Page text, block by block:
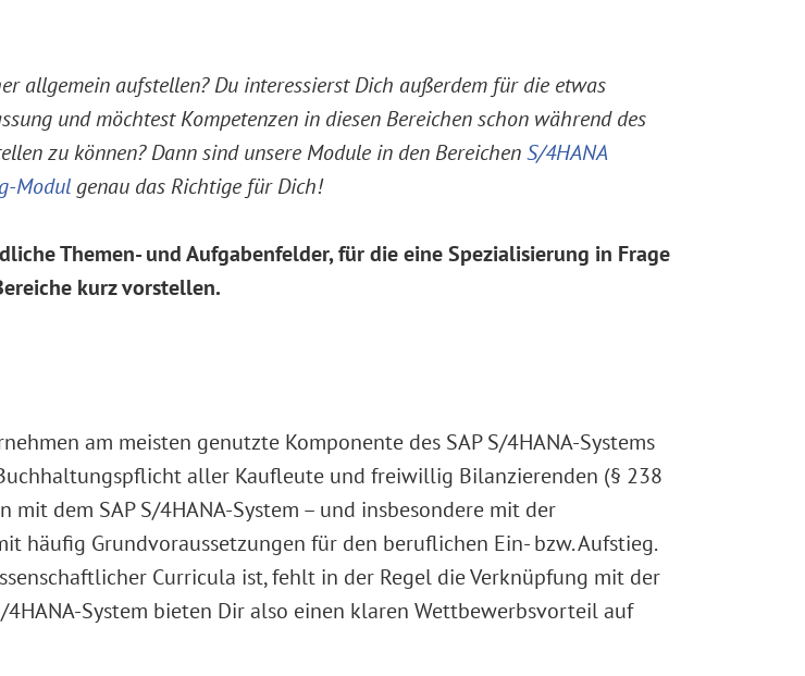
allgemein aufstellen? Du interessierst Dich außerdem für die etwas
und möchtest Kompetenzen in diesen Bereichen schon während des
zu können? Dann sind unsere Module in den BereichenS/4HANA
Modul genau das Richtige für Dich!
Themen- und Aufgabenfelder, für die eine Spezialisierung in Frage
kurz vorstellen.
am meisten genutzte Komponente des SAP S/4HANA-Systems
aller Kaufleute und freiwillig Bilanzierenden (§ 238
mit dem SAP S/4HANA-System – und insbesondere mit der
häufig Grundvoraussetzungen für den beruflichen Ein- bzw. Aufstieg.
Curricula ist, fehlt in der Regel die Verknüpfung mit der
4HANA-System bieten Dir also einen klaren Wettbewerbsvorteil auf